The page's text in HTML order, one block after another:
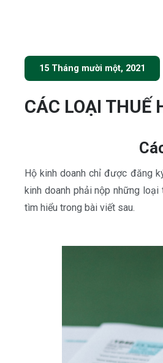
15 Tháng mười một, 2021
CÁC LOẠI THUẾ
Hộ kinh doanh chỉ được đăng
kinh doanh phải nộp những loại
tìm hiểu trong bài viết sau.